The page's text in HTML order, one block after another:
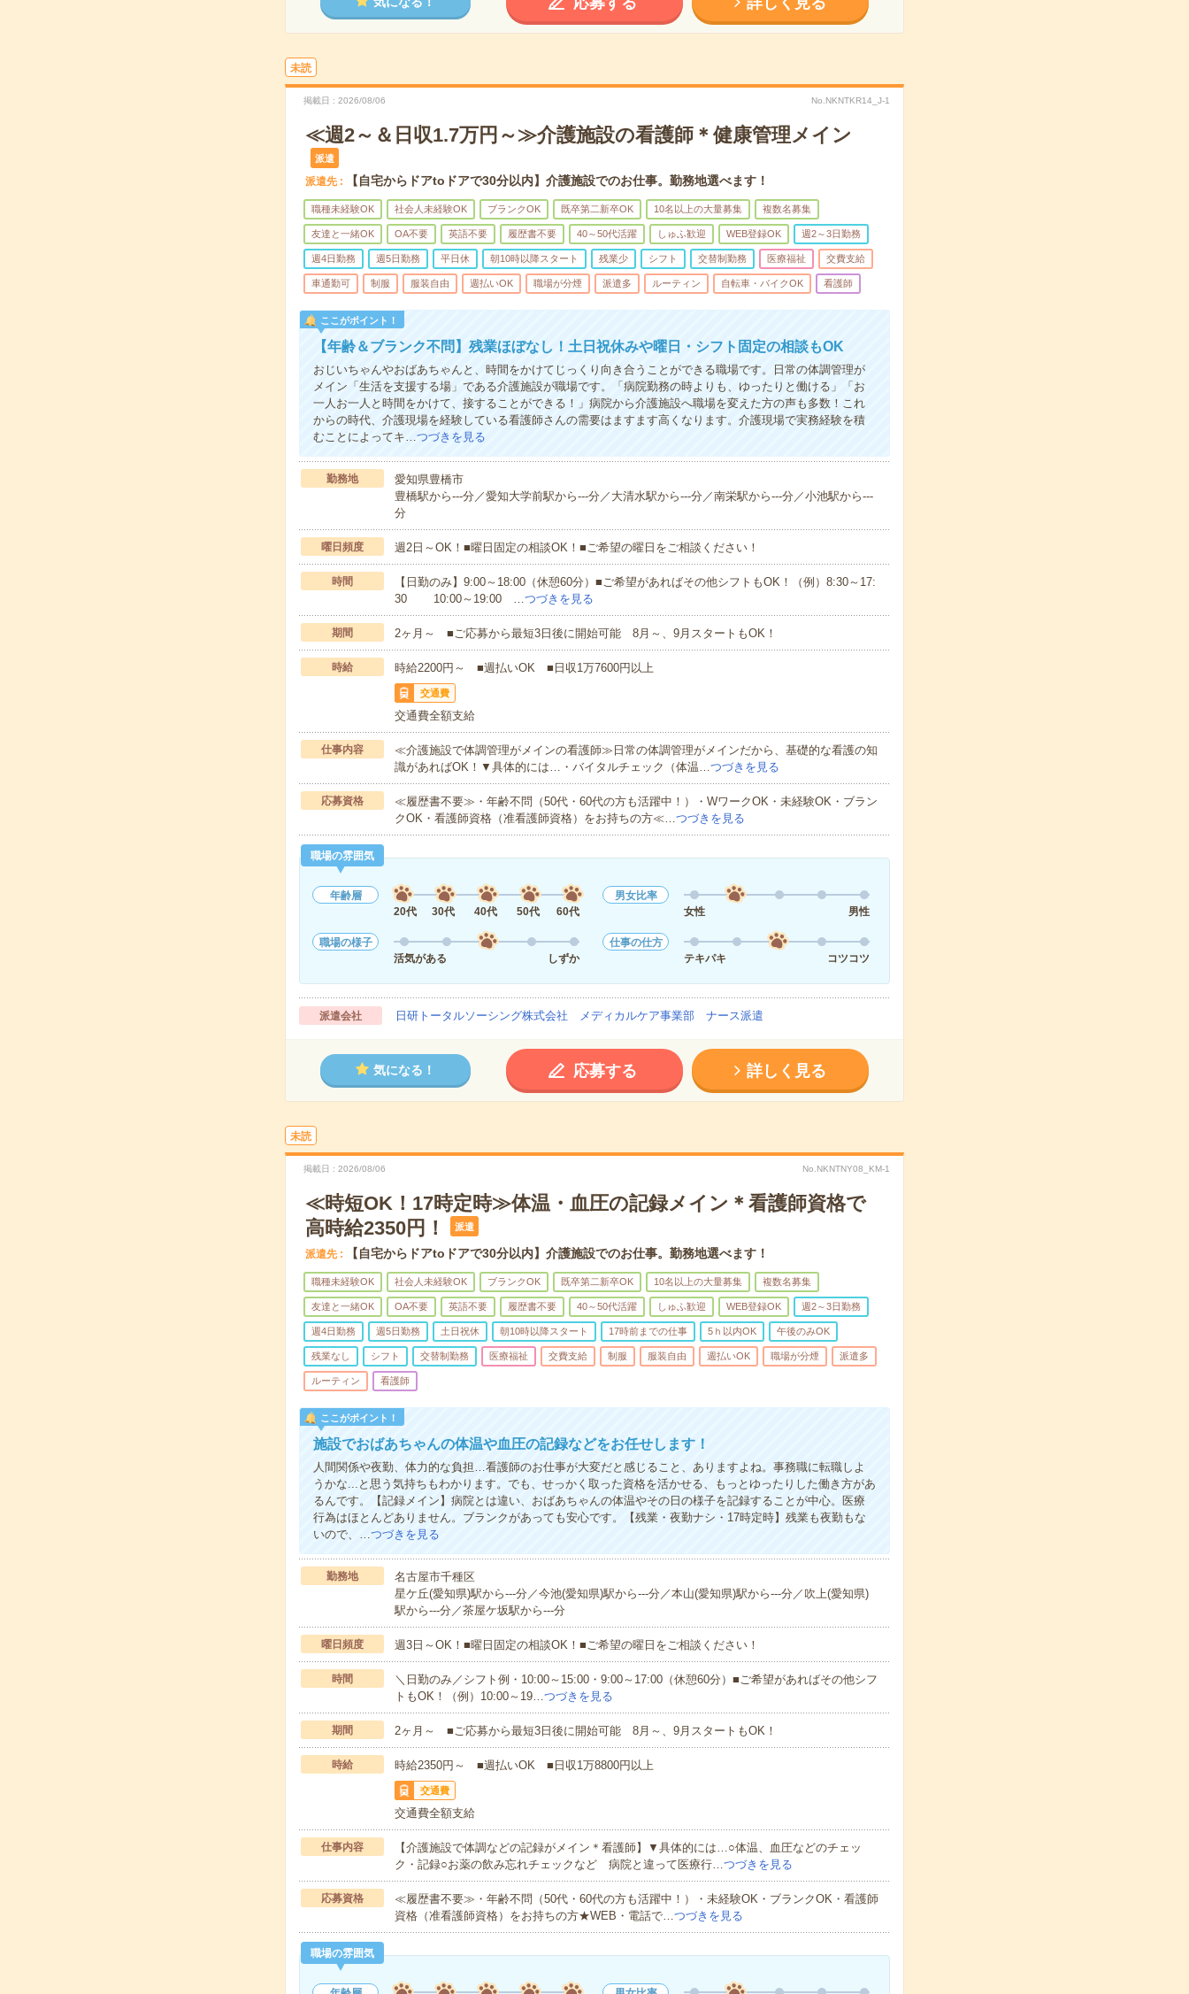
未読
掲載日 2026/08/06 No.NKNTKR14_J-1
≪週2～＆日収1.7万円～≫介護施設の看護師＊健康管理メイン
派遣
派遣先 【自宅からドアtoドアで30分以内】介護施設でのお仕事。勤務地選べます！
職種未経験OK 社会人未経験OK ブランクOK 既卒第二新卒OK 10名以上の大量募集 複数名募集
友達と一緒OK OA不要 英語不要 履歴書不要 40～50代活躍 しゅふ歓迎 WEB登録OK 週2～3日勤務
週4日勤務 週5日勤務 平日休 朝10時以降スタート 残業少 シフト 交替制勤務 医療福祉 交費支給
車通勤可 制服 服装自由 週払いOK 職場が分煙 派遣多 ルーティン 自転車・バイクOK 看護師
ここがポイント！
【年齢＆ブランク不問】残業ほぼなし！土日祝休みや曜日・シフト固定の相談もOK
おじいちゃんやおばあちゃんと、時間をかけてじっくり向き合うことができる職場です。日常の体調管理が
メイン「生活を支援する場」である介護施設が職場です。「病院勤務の時よりも、ゆったりと働ける」「お
一人お一人と時間をかけて、接することができる！」病院から介護施設へ職場を変えた方の声も多数！これ
からの時代、介護現場を経験している看護師さんの需要はますます高くなります。介護現場で実務経験を積
むことによってキ…つづきを見る
勤務地
愛知県豊橋市
豊橋駅から---分／愛知大学前駅から---分／大清水駅から---分／南栄駅から---分／小池駅から---
分
曜日頻度 週2日～OK！■曜日固定の相談OK！■ご希望の曜日をご相談ください！
時間
【日勤のみ】9:00～18:00（休憩60分）■ご希望があればその他シフトもOK！（例）8:30～17:
30 10:00～19:00 …つづきを見る
期間 2ヶ月～ ■ご応募から最短3日後に開始可能 8月～、9月スタートもOK！
時給 時給2200円～ ■週払いOK ■日収1万7600円以上
交通費
交通費全額支給
仕事内容
≪介護施設で体調管理がメインの看護師≫日常の体調管理がメインだから、基礎的な看護の知
識があればOK！▼具体的には…・バイタルチェック（体温…つづきを見る
応募資格
≪履歴書不要≫・年齢不問（50代・60代の方も活躍中！）・WワークOK・未経験OK・ブラン
クOK・看護師資格（准看護師資格）をお持ちの方≪…つづきを見る
職場の雰囲気
年齢層
20代
30代 40代 50代 60代
男女比率
女性
男性
職場の様子
活気がある
しずか
仕事の仕方
テキパキ
コツコツ
派遣会社 日研トータルソーシング株式会社 メディカルケア事業部 ナース派遣
気になる！ 応募する 詳しく見る
未読
掲載日 2026/08/06 No.NKNTNY08_KM-1
≪時短OK！17時定時≫体温・血圧の記録メイン＊看護師資格で
高時給2350円！
派遣
派遣先 【自宅からドアtoドアで30分以内】介護施設でのお仕事。勤務地選べます！
職種未経験OK 社会人未経験OK ブランクOK 既卒第二新卒OK 10名以上の大量募集 複数名募集
友達と一緒OK OA不要 英語不要 履歴書不要 40～50代活躍 しゅふ歓迎 WEB登録OK 週2～3日勤務
週4日勤務 週5日勤務 土日祝休 朝10時以降スタート 17時前までの仕事 5ｈ以内OK 午後のみOK
残業なし シフト 交替制勤務 医療福祉 交費支給 制服 服装自由 週払いOK 職場が分煙 派遣多
ルーティン 看護師
ここがポイント！
施設でおばあちゃんの体温や血圧の記録などをお任せします！
人間関係や夜勤、体力的な負担…看護師のお仕事が大変だと感じること、ありますよね。事務職に転職しよ
うかな...と思う気持ちもわかります。でも、せっかく取った資格を活かせる、もっとゆったりした働き方があ
るんです。【記録メイン】病院とは違い、おばあちゃんの体温やその日の様子を記録することが中心。医療
行為はほとんどありません。ブランクがあっても安心です。【残業・夜勤ナシ・17時定時】残業も夜勤もな
いので、…つづきを見る
勤務地
名古屋市千種区
星ケ丘(愛知県)駅から---分／今池(愛知県)駅から---分／本山(愛知県)駅から---分／吹上(愛知県)
駅から---分／茶屋ケ坂駅から---分
曜日頻度 週3日～OK！■曜日固定の相談OK！■ご希望の曜日をご相談ください！
時間
＼日勤のみ／シフト例・10:00～15:00・9:00～17:00（休憩60分）■ご希望があればその他シフ
トもOK！（例）10:00～19…つづきを見る
期間 2ヶ月～ ■ご応募から最短3日後に開始可能 8月～、9月スタートもOK！
時給 時給2350円～ ■週払いOK ■日収1万8800円以上
交通費
交通費全額支給
仕事内容
【介護施設で体調などの記録がメイン＊看護師】▼具体的には…○体温、血圧などのチェッ
ク・記録○お薬の飲み忘れチェックなど 病院と違って医療行…つづきを見る
応募資格
≪履歴書不要≫・年齢不問（50代・60代の方も活躍中！）・未経験OK・ブランクOK・看護師
資格（准看護師資格）をお持ちの方★WEB・電話で…つづきを見る
職場の雰囲気